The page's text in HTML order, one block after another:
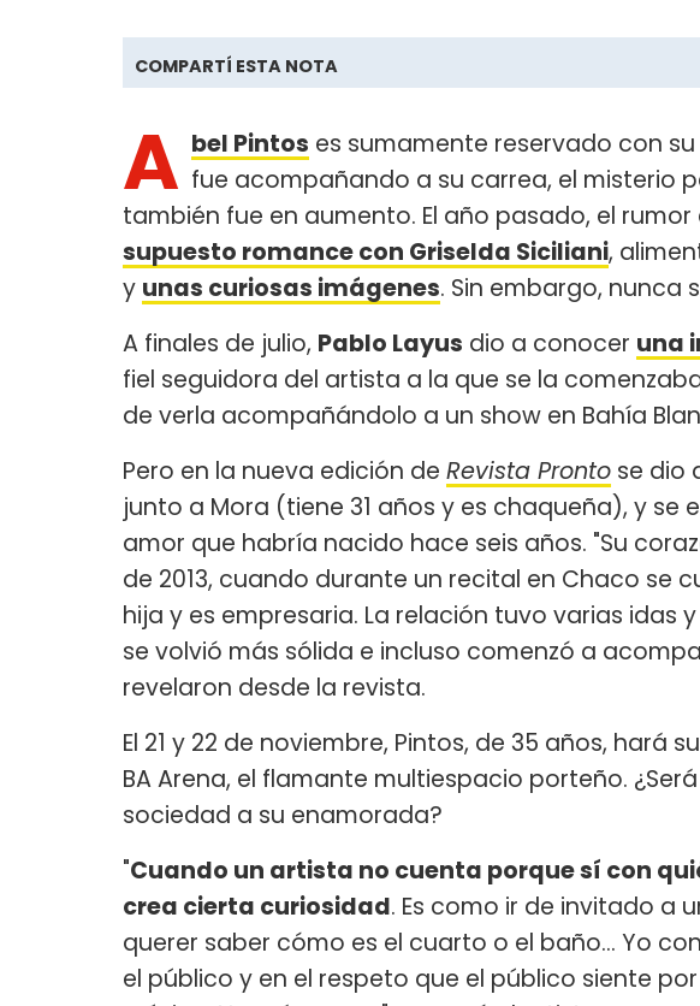
COMPARTÍ ESTA NOTA
A bel Pintos es sumamente reservado con
fue acompañando a su carrea, el misterio
también fue en aumento. El año pasado, el
supuesto romance con Griselda Siciliani,
y unas curiosas imágenes. Sin embargo, nunca
A finales de julio, Pablo Layus dio a conocer una
fiel seguidora del artista a la que se la
de verla acompañándolo a un show en Bahía
Pero en la nueva edición de Revista Pronto se dio
junto a Mora (tiene 31 años y es chaqueña), y
amor que habría nacido hace seis años. "Su
de 2013, cuando durante un recital en Chaco se
hija y es empresaria. La relación tuvo varias idas
se volvió más sólida e incluso comenzó a
revelaron desde la revista.
El 21 y 22 de noviembre, Pintos, de 35 años, hará
BA Arena, el flamante multiespacio porteño.
sociedad a su enamorada?
"Cuando un artista no cuenta porque sí con
crea cierta curiosidad. Es como ir de invitado a
querer saber cómo es el cuarto o el baño… Yo
el público y en el respeto que el público siente